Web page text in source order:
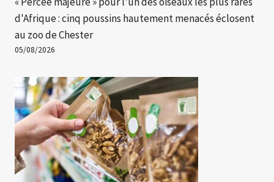
d'Afrique : cinq poussins hautement menacés éclosent
au zoo de Chester
05/08/2026